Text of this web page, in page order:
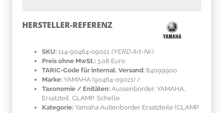
HERSTELLER-REFERENZ
SKU: 114-90464-09021 (YERD Art-Nr.)
Preis ohne MwSt.: 3.08 Euro
TARIC-Code für internat. Versand: 84099900
Marke: YAMAHA (90464-09021) /
Taxonomie / Enitäten: Aussenborder, YAMAHA,
Ersatzteil, CLAMP, Schelle
Kategorie: Yamaha Außenborder Ersatzteile (CLAMP